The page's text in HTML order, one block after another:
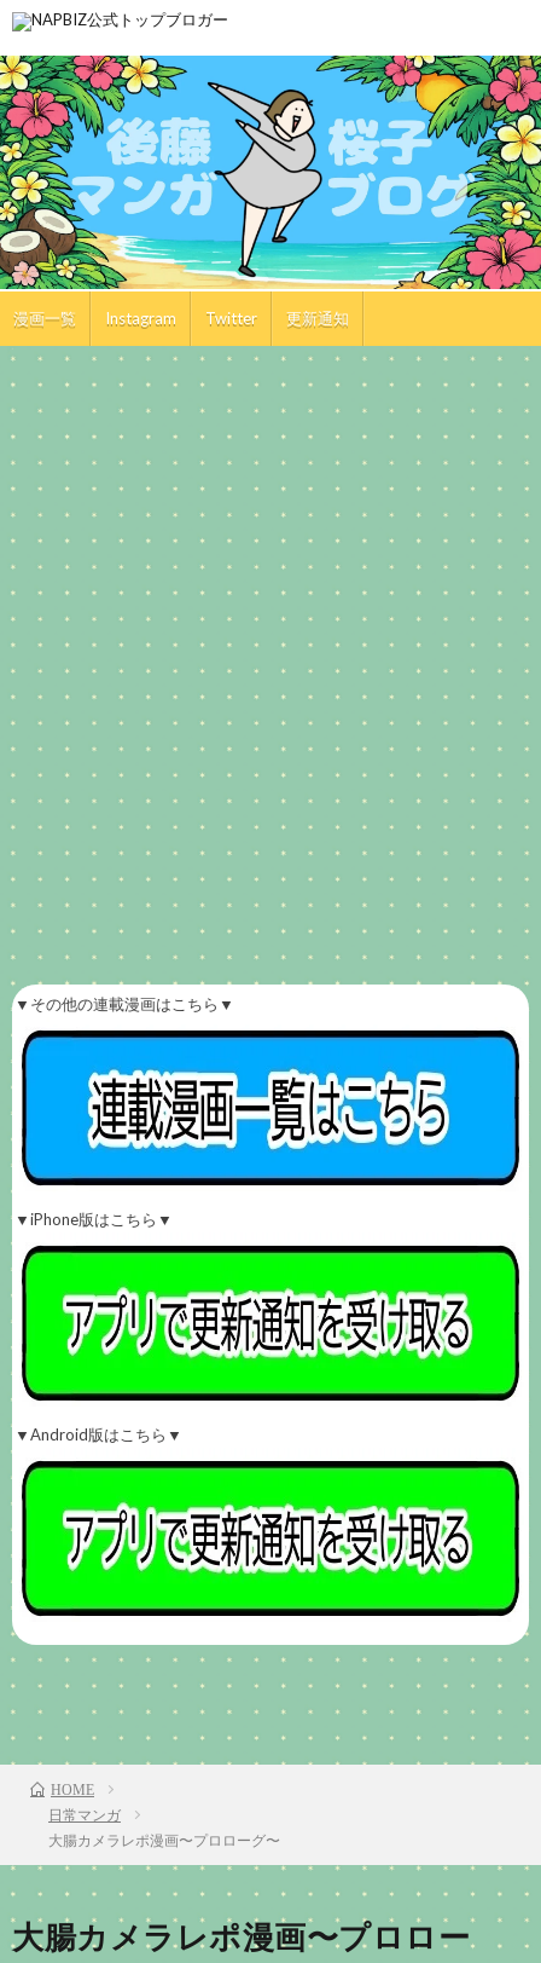
漫画一覧 Instagram Twitter 更新通知
▼その他の連載漫画はこちら▼
▼iPhone版はこちら▼
▼Android版はこちら▼
前のお話 TOP 次のお話
HOME
日常マンガ
大腸カメラレポ漫画〜プロローグ〜
大腸カメラレポ漫画〜プロロー